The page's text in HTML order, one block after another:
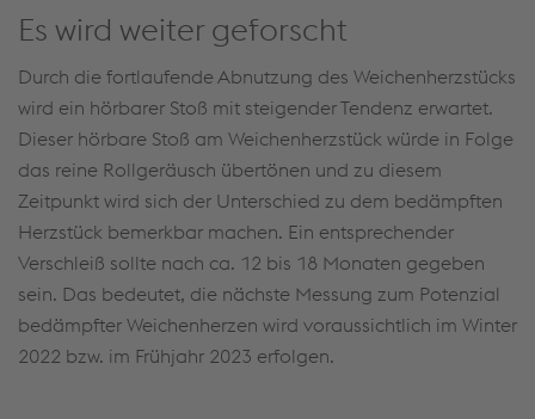
Es wird weiter geforscht
Durch die fortlaufende Abnutzung des Weichenherzstücks
wird ein hörbarer Stoß mit steigender Tendenz erwartet.
Dieser hörbare Stoß am Weichenherzstück würde in Folge
das reine Rollgeräusch übertönen und zu diesem
Zeitpunkt wird sich der Unterschied zu dem bedämpften
Herzstück bemerkbar machen. Ein entsprechender
Verschleiß sollte nach ca. 12 bis 18 Monaten gegeben
sein. Das bedeutet, die nächste Messung zum Potenzial
bedämpfter Weichenherzen wird voraussichtlich im Winter
2022 bzw. im Frühjahr 2023 erfolgen.